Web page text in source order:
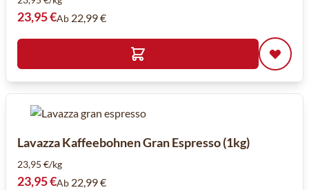
23,95 €Ab 22,99 €
Lavazza Kaffeebohnen Gran Espresso (1kg)
23,95 €/kg
23,95 €Ab 22,99 €